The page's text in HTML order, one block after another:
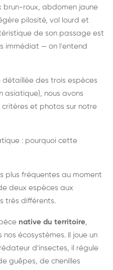
roux, abdomen jaune
pilosité, vol lourd et
de son passage est
immédiat — on l'entend
détaillée des trois espèces
asiatique), nous avons
et photos sur notre
: pourquoi cette
plus fréquentes au moment
deux espèces aux
très différents.
native du territoire,
écosystèmes. Il joue un
d'insectes, il régule
guêpes, de chenilles